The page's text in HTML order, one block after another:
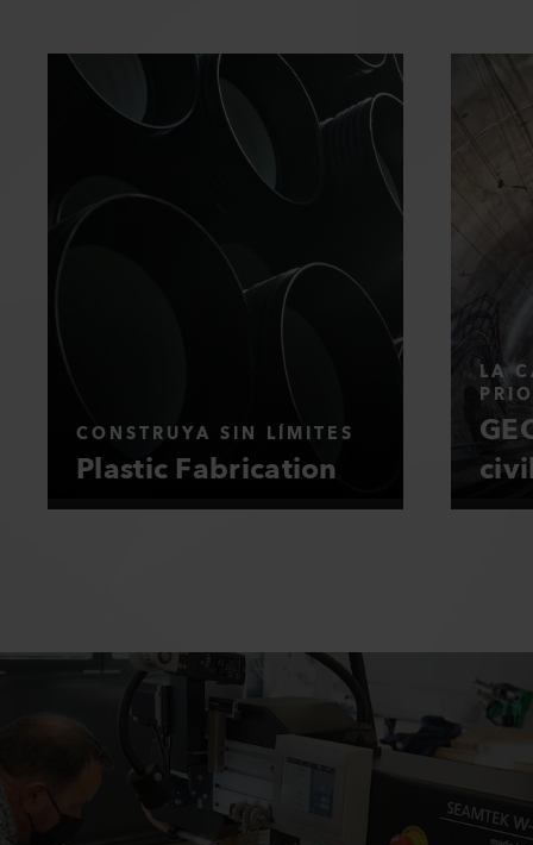
CONSTRUYA SIN LÍMITES
Plastic Fabrication
LA